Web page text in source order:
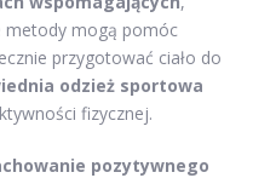
metody mogą pomóc
przygotować ciało do
odzież sportowa
fizycznej.
pozytywnego